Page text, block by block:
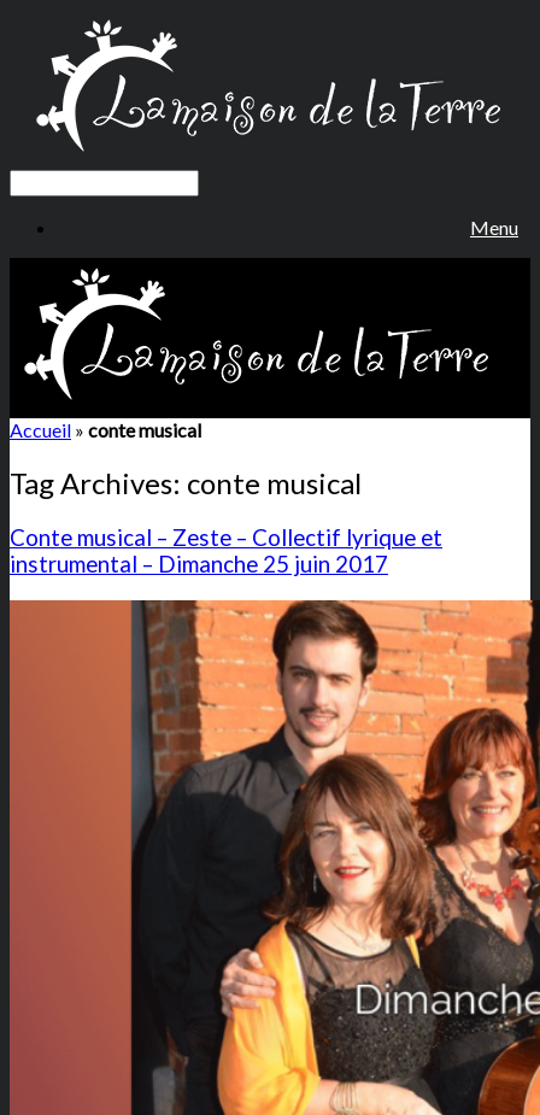
Menu
Accueil » conte musical
Tag Archives: conte musical
Conte musical – Zeste – Collectif lyrique et
instrumental – Dimanche 25 juin 2017